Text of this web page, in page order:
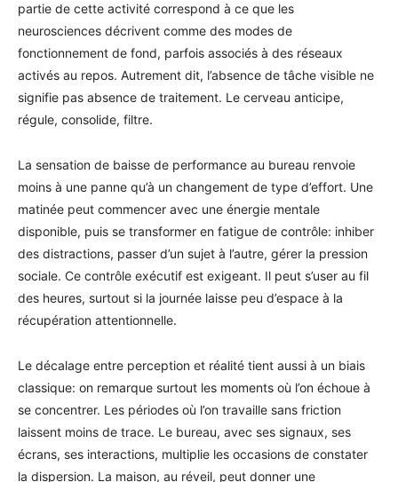
partie de cette activité correspond à ce que les
neurosciences décrivent comme des modes de
fonctionnement de fond, parfois associés à des réseaux
activés au repos. Autrement dit, l’absence de tâche visible ne
signifie pas absence de traitement. Le cerveau anticipe,
régule, consolide, filtre.
La sensation de baisse de performance au bureau renvoie
moins à une panne qu’à un changement de type d’effort. Une
matinée peut commencer avec une énergie mentale
disponible, puis se transformer en fatigue de contrôle: inhiber
des distractions, passer d’un sujet à l’autre, gérer la pression
sociale. Ce contrôle exécutif est exigeant. Il peut s’user au fil
des heures, surtout si la journée laisse peu d’espace à la
récupération attentionnelle.
Le décalage entre perception et réalité tient aussi à un biais
classique: on remarque surtout les moments où l’on échoue à
se concentrer. Les périodes où l’on travaille sans friction
laissent moins de trace. Le bureau, avec ses signaux, ses
écrans, ses interactions, multiplie les occasions de constater
la dispersion. La maison, au réveil, peut donner une